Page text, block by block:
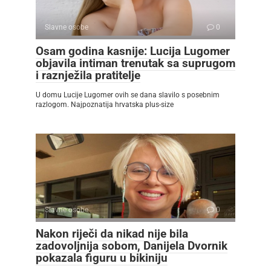
Slavne osobe 0
Osam godina kasnije: Lucija Lugomer
objavila intiman trenutak sa suprugom
i raznježila pratitelje
U domu Lucije Lugomer ovih se dana slavilo s posebnim
razlogom. Najpoznatija hrvatska plus-size
Slavne osobe 0
Nakon riječi da nikad nije bila
zadovoljnija sobom, Danijela Dvornik
pokazala figuru u bikiniju